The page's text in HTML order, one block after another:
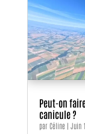
Peut-on
canicule ?
parCéline | Juin